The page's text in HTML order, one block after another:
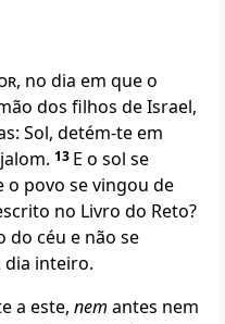
, no dia em que o
dos filhos de Israel,
Sol, detém-te em
13 E o sol se
o povo se vingou de
no Livro do Reto?
do céu e não se
dia inteiro.
a este, nem antes nem